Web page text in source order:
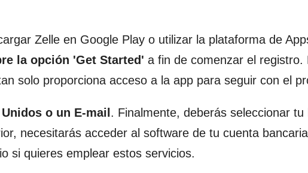
Zelle en Google Play o utilizar la plataforma de
la opción 'Get Started' a fin de comenzar el registro.
solo proporciona acceso a la app para seguir con el
o un E-mail . Finalmente, deberás seleccionar tu
necesitarás acceder al software de tu cuenta
si quieres emplear estos servicios.